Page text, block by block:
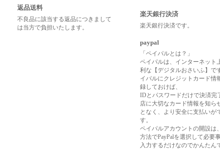
返品送料
不良品に該当する返品につきまして
は当方で負担いたします。
楽天銀行決済
楽天銀行決済です。
paypal
「ペイパルとは？」
ペイパルは、インターネット
利な【デジタルおさいふ】で
イパルにクレジットカード情
録しておけば、
IDとパスワードだけで決済完
店に大切なカード情報を知ら
となく、より安全に支払いが
す。
ペイパルアカウントの開設は
方法でPayPalを選択して必要
入力するだけなのでかんたん